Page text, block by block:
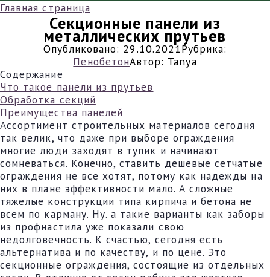
Главная страница
Секционные панели из
металлических прутьев
Опубликовано: 29.10.2021Рубрика:
ПенобетонАвтор: Tanya
Содержание
Что такое панели из прутьев
Обработка секций
Преимущества панелей
Ассортимент строительных материалов сегодня
так велик, что даже при выборе ограждения
многие люди заходят в тупик и начинают
сомневаться. Конечно, ставить дешевые сетчатые
ограждения не все хотят, потому как надежды на
них в плане эффективности мало. А сложные
тяжелые конструкции типа кирпича и бетона не
всем по карману. Ну. а такие варианты как заборы
из профнастила уже показали свою
недолговечность. К счастью, сегодня есть
альтернатива и по качеству, и по цене. Это
секционные ограждения, состоящие из отдельных